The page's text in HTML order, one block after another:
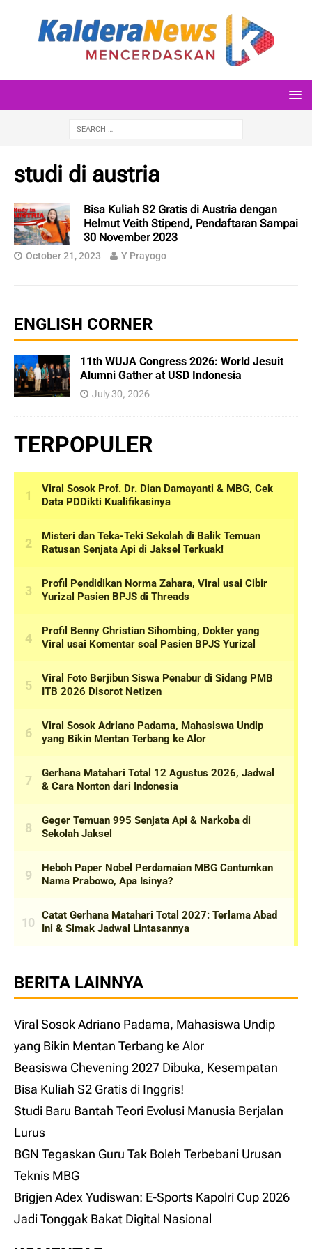
studi di austria
Bisa Kuliah S2 Gratis di Austria dengan
Helmut Veith Stipend, Pendaftaran Sampai
30 November 2023
October 21, 2023 Y Prayogo
ENGLISH CORNER
11th WUJA Congress 2026: World Jesuit
Alumni Gather at USD Indonesia
July 30, 2026
TERPOPULER
BERITA LAINNYA
Viral Sosok Adriano Padama, Mahasiswa Undip
yang Bikin Mentan Terbang ke Alor
Beasiswa Chevening 2027 Dibuka, Kesempatan
Bisa Kuliah S2 Gratis di Inggris!
Studi Baru Bantah Teori Evolusi Manusia Berjalan
Lurus
BGN Tegaskan Guru Tak Boleh Terbebani Urusan
Teknis MBG
Brigjen Adex Yudiswan: E-Sports Kapolri Cup 2026
Jadi Tonggak Bakat Digital Nasional